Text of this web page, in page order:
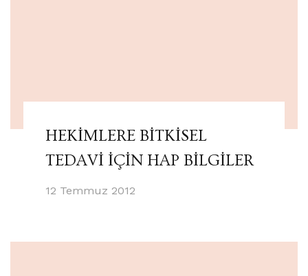
HEKİMLERE BİTKİSEL
TEDAVİ İÇİN HAP BİLGİLER
12 Temmuz 2012